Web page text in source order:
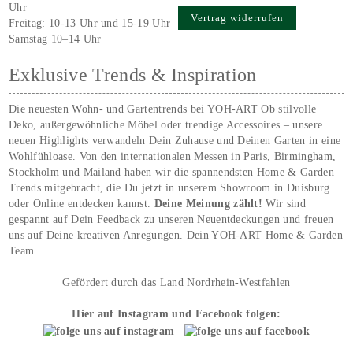
Uhr
Freitag: 10-13 Uhr und 15-19 Uhr
Samstag 10–14 Uhr
Vertrag widerrufen
Exklusive Trends & Inspiration
Die neuesten Wohn- und Gartentrends bei YOH‑ART Ob stilvolle
Deko, außergewöhnliche Möbel oder trendige Accessoires – unsere
neuen Highlights verwandeln Dein Zuhause und Deinen Garten in eine
Wohlfühloase. Von den internationalen Messen in Paris, Birmingham,
Stockholm und Mailand haben wir die spannendsten Home & Garden
Trends mitgebracht, die Du jetzt in unserem Showroom in Duisburg
oder Online entdecken kannst. Deine Meinung zählt!Wir sind
gespannt auf Dein Feedback zu unseren Neuentdeckungen und freuen
uns auf Deine kreativen Anregungen. Dein YOH‑ART Home & Garden
Team.
Gefördert durch das Land Nordrhein-Westfahlen
Hier auf Instagram und Facebook folgen: